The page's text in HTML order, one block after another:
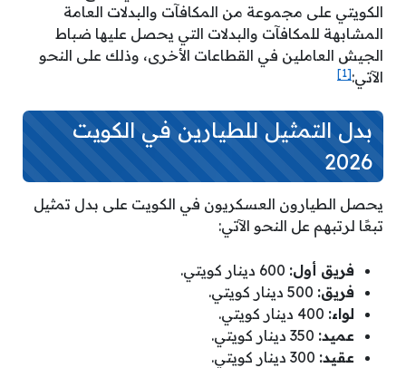
الكويتي على مجموعة من المكافآت والبدلات العامة
المشابهة للمكافآت والبدلات التي يحصل عليها ضباط
الجيش العاملين في القطاعات الأخرى، وذلك على النحو
الآتي:[1]
بدل التمثيل للطيارين في الكويت
2026
يحصل الطيارون العسكريون في الكويت على بدل تمثيل
تبعًا لرتبهم عل النحو الآتي:
فريق أول:
فريق:
لواء:
عميد:
عقيد: